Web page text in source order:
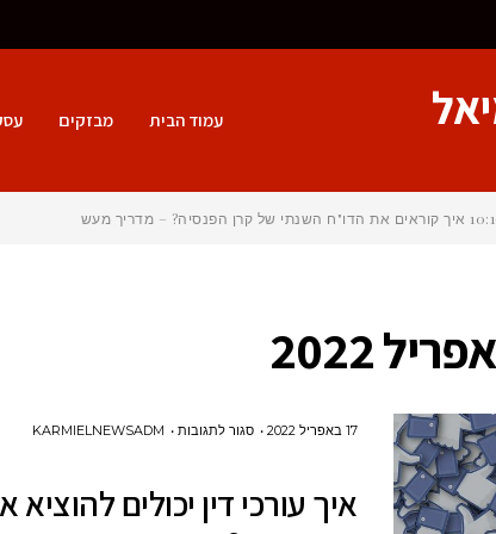
עמוד הבית מבזקים
איך קוראים את הדו"ח השנתי של קרן הפנסיה? – מדריך מעשי ל
אפריל 2022
17 באפריל 2022 סגור לתגובותעל
עורכי
KARMIELNEWSADM
איך עורכי דין יכולים